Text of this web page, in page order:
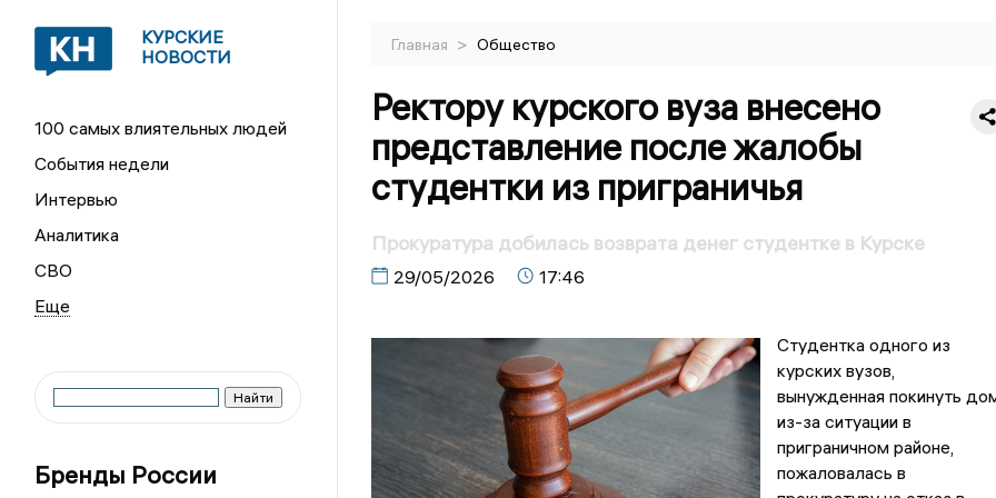
КУРСКИЕ
НОВОСТИ
100 самых влиятельных людей
События недели
Интервью
Аналитика
СВО
Бренды России
Главная > Общество
Ректору курского вуза внесено
представление после жалобы
студентки из приграничья
Прокуратура добилась возврата денег студентке в Курске
29/05/2026 17:46
Студентка одного из
курских вузов,
вынужденная покинуть
из-за ситуации в
приграничном районе,
пожаловалась в